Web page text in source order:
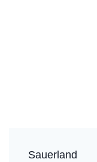
Sauerland